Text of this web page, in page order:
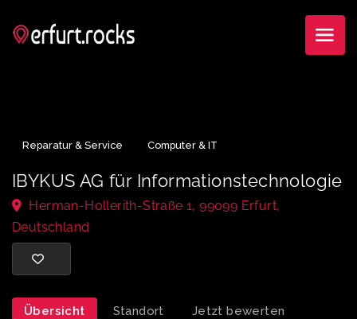
IBYKUS AG für
Herman-Hollerith-Straße 1, 99099 Erfurt,
Deutschland
Übersicht Standort Jetzt bewerten